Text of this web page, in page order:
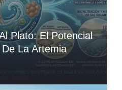
Plato: El Potencial
La Artemia